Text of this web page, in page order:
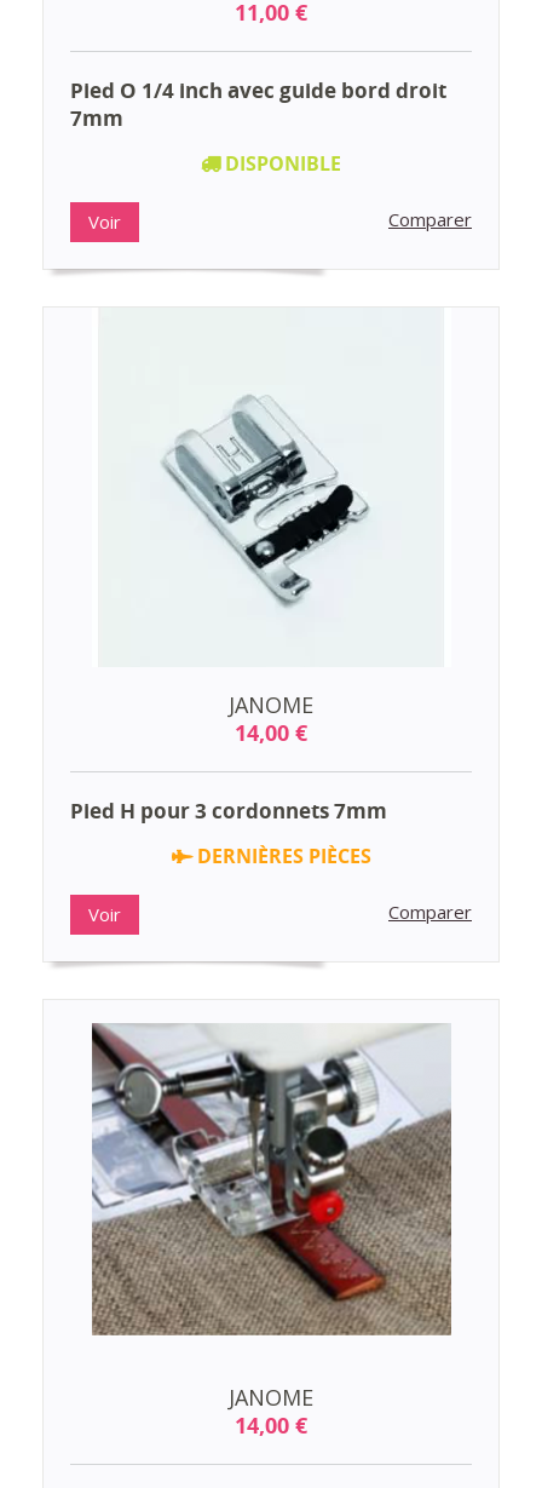
11,00 €
Pied O 1/4 inch avec guide bord droit
7mm
DISPONIBLE
Voir Comparer
JANOME
14,00 €
Pied H pour 3 cordonnets 7mm
DERNIÈRES PIÈCES
Voir Comparer
JANOME
14,00 €